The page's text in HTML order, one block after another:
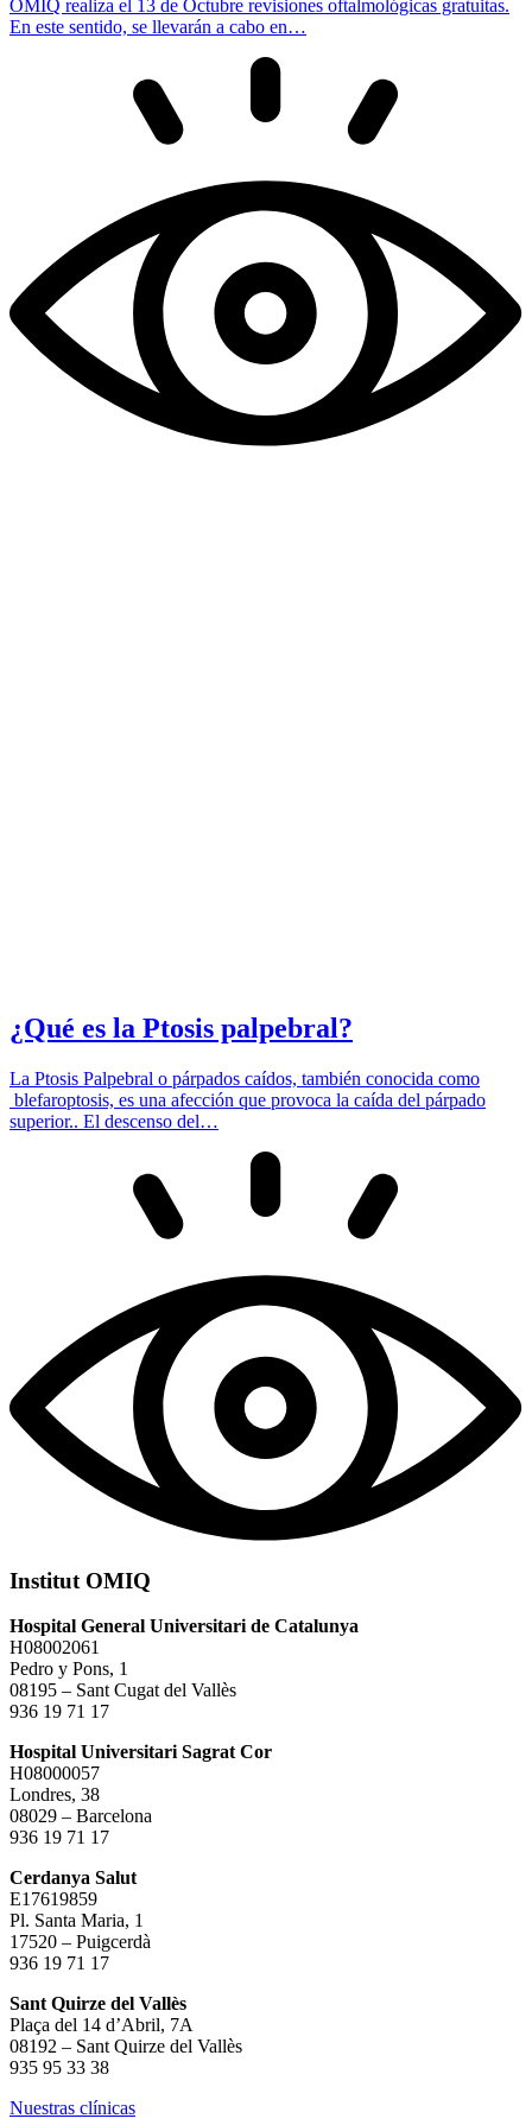
OMIQ realiza el 13 de Octubre revisiones oftalmológicas gratuitas.
En este sentido, se llevarán a cabo en…
¿Qué es la Ptosis palpebral?
La Ptosis Palpebral o párpados caídos, también conocida como
blefaroptosis, es una afección que provoca la caída del párpado
superior.. El descenso del…
Institut OMIQ
Hospital General Universitari de Catalunya
H08002061
Pedro y Pons, 1
08195 – Sant Cugat del Vallès
936 19 71 17
Hospital Universitari Sagrat Cor
H08000057
Londres, 38
08029 – Barcelona
936 19 71 17
Cerdanya Salut
E17619859
Pl. Santa Maria, 1
17520 – Puigcerdà
936 19 71 17
Sant Quirze del Vallès
Plaça del 14 d’Abril, 7A
08192 – Sant Quirze del Vallès
935 95 33 38
Nuestras clínicas